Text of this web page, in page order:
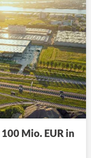
Mio. EUR in